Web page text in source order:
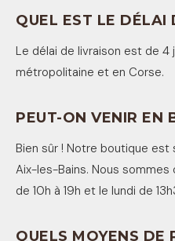
QUEL EST LE DÉLAI
Le délai de livraison est de 4
métropolitaine et en Corse.
PEUT-ON VENIR EN
Bien sûr ! Notre boutique est
Aix-les-Bains. Nous
de 10h à 19h et le lundi de
QUELS MOYENS DE